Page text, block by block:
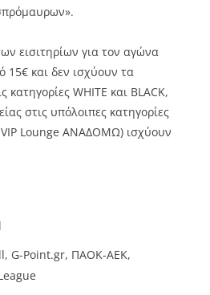
εισιτηρίων για τον αγώνα
και δεν ισχύουν τα
κατηγορίες WHITE και BLACK,
στις υπόλοιπες κατηγορίες
VIP Lounge ΑΝΑΔΟΜΩ) ισχύουν
, G-Point.gr, ΠΑΟΚ-ΑΕΚ,